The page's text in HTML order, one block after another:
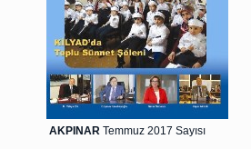
AKPINAR Temmuz 2017 Sayısı